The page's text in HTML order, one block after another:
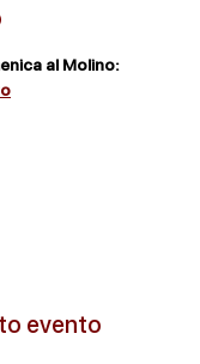
al Molino:
evento